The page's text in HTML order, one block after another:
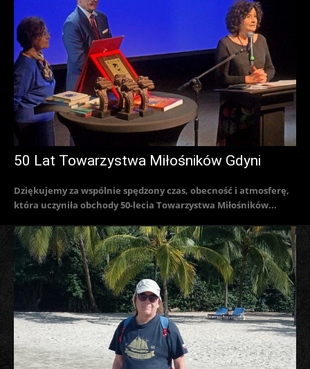
50 Lat Towarzystwa Miłośników Gdyni
Dziękujemy za wspólnie spędzony czas, obecność i atmosferę,
która uczyniła obchody 50-lecia Towarzystwa Miłośników...